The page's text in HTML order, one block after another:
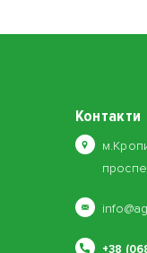
Контакти
+38